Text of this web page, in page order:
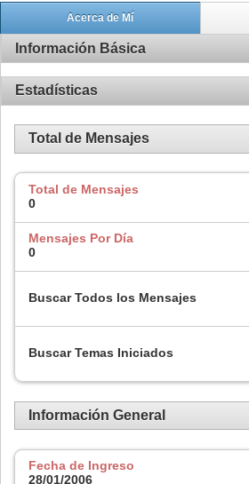
Acerca de Mí
Información Básica
Estadísticas
Total de Mensajes
Total de Mensajes
0
Mensajes Por Día
0
Buscar Todos los Mensajes
Buscar Temas Iniciados
Información General
Fecha de Ingreso
28/01/2006